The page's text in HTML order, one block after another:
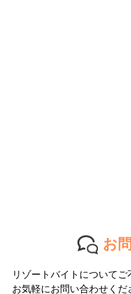
お
リゾートバイトについて
お気軽にお問い合わせくだ